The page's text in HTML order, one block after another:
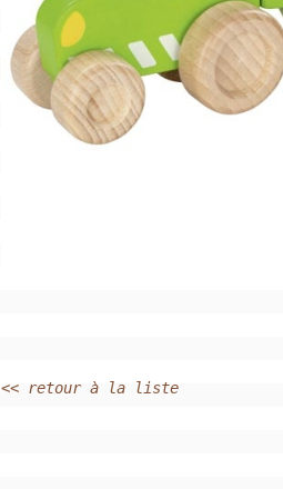
<< retour à la liste